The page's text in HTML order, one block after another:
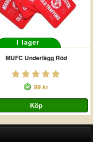
I lager
MUFC Underlägg Röd
99 kr